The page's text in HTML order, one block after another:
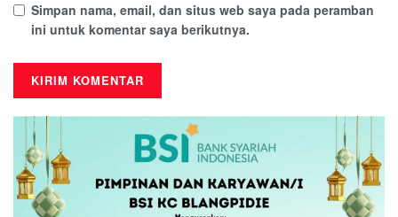
Simpan nama, email, dan situs web saya pada peramban
ini untuk komentar saya berikutnya.